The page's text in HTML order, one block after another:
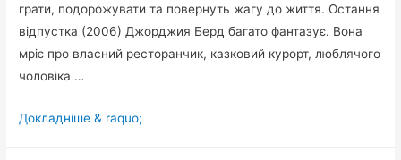
грати, подорожувати та повернуть жагу до життя. Остання
відпустка (2006) Джорджия Берд багато фантазує. Вона
мріє про власний ресторанчик, казковий курорт, люблячого
чоловіка …
11
Докладніше & raquo;